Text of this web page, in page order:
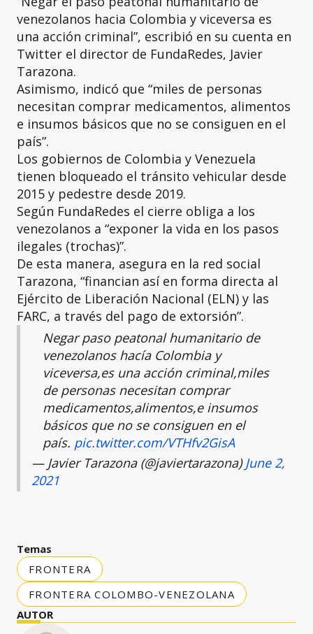
venezolanos hacia Colombia y viceversa es
una acción criminal”, escribió en su cuenta en
Twitter el director de FundaRedes, Javier
Tarazona.
Asimismo, indicó que “miles de personas
necesitan comprar medicamentos, alimentos
e insumos básicos que no se consiguen en el
país”.
Los gobiernos de Colombia y Venezuela
tienen bloqueado el tránsito vehicular desde
2015 y pedestre desde 2019.
Según FundaRedes el cierre obliga a los
venezolanos a “exponer la vida en los pasos
ilegales (trochas)”.
De esta manera, asegura en la red social
Tarazona, “financian así en forma directa al
Ejército de Liberación Nacional (ELN) y las
FARC, a través del pago de extorsión”.
Negar paso peatonal humanitario de
venezolanos hacía Colombia y
viceversa,es una acción criminal,miles
de personas necesitan comprar
medicamentos,alimentos,e insumos
básicos que no se consiguen en el
país. pic.twitter.com/VTHfv2GisA
— Javier Tarazona (@javiertarazona) June 2,
2021
Temas
FRONTERA
FRONTERA COLOMBO-VENEZOLANA
AUTOR